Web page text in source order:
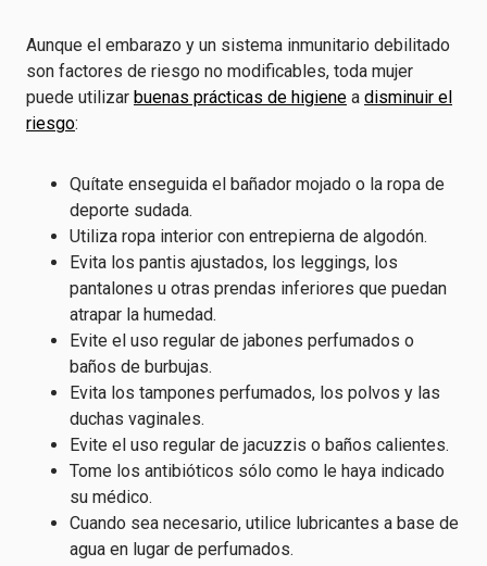
Aunque el embarazo y un sistema inmunitario debilitado
son factores de riesgo no modificables, toda mujer
puede utilizar buenas prácticas de higiene a disminuir el
riesgo:
Quítate enseguida el bañador mojado o la ropa de
deporte sudada.
Utiliza ropa interior con entrepierna de algodón.
Evita los pantis ajustados, los leggings, los
pantalones u otras prendas inferiores que puedan
atrapar la humedad.
Evite el uso regular de jabones perfumados o
baños de burbujas.
Evita los tampones perfumados, los polvos y las
duchas vaginales.
Evite el uso regular de jacuzzis o baños calientes.
Tome los antibióticos sólo como le haya indicado
su médico.
Cuando sea necesario, utilice lubricantes a base de
agua en lugar de perfumados.